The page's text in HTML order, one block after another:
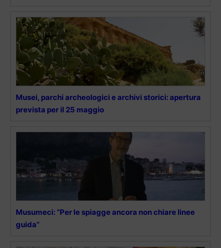
Musei, parchi archeologici e archivi storici: apertura
prevista per il 25 maggio
Musumeci: “Per le spiagge ancora non chiare linee
guida”